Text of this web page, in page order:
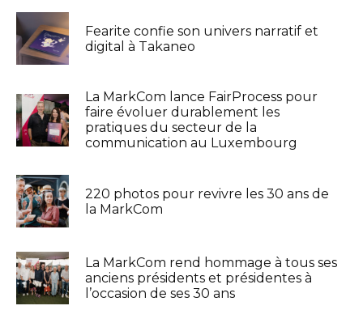
Fearite confie son univers narratif et
digital à Takaneo
La MarkCom lance FairProcess pour
faire évoluer durablement les
pratiques du secteur de la
communication au Luxembourg
220 photos pour revivre les 30 ans de
la MarkCom
La MarkCom rend hommage à tous ses
anciens présidents et présidentes à
l’occasion de ses 30 ans